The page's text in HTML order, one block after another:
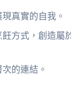
真實的自我。
方式，創造屬
的連結。